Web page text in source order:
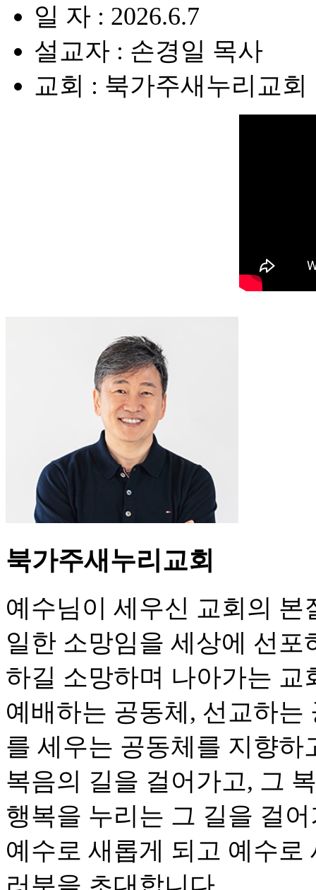
일 자 : 2026.6.7
설교자 : 손경일 목사
교회 : 북가주새누리교회
북가주새누리교회
예수님이 세우신 교회의
일한 소망임을 세상에 선
하길 소망하며 나아가는 교
예배하는 공동체, 선교하
를 세우는 공동체를 지향하
복음의 길을 걸어가고, 그
행복을 누리는 그 길을 걸
예수로 새롭게 되고 예수